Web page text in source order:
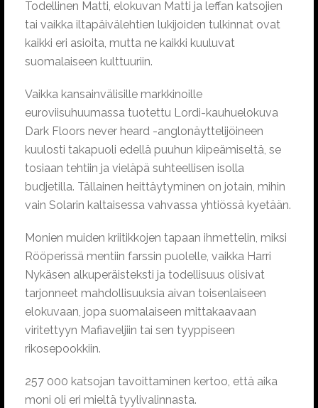
Todellinen Matti, elokuvan Matti ja leffan katsojien
tai vaikka iltapäivälehtien lukijoiden tulkinnat ovat
kaikki eri asioita, mutta ne kaikki kuuluvat
suomalaiseen kulttuuriin.
Vaikka kansainvälisille markkinoille
euroviisuhuumassa tuotettu Lordi-kauhuelokuva
Dark Floors never heard -anglonäyttelijöineen
kuulosti takapuoli edellä puuhun kiipeämiseltä, se
tosiaan tehtiin ja vieläpä suhteellisen isolla
budjetilla. Tällainen heittäytyminen on jotain, mihin
vain Solarin kaltaisessa vahvassa yhtiössä kyetään.
Monien muiden kriitikkojen tapaan ihmettelin, miksi
Rööperissä mentiin farssin puolelle, vaikka Harri
Nykäsen alkuperäisteksti ja todellisuus olisivat
tarjonneet mahdollisuuksia aivan toisenlaiseen
elokuvaan, jopa suomalaiseen mittakaavaan
viritettyyn Mafiaveljiin tai sen tyyppiseen
rikosepookkiin.
257 000 katsojan tavoittaminen kertoo, että aika
moni oli eri mieltä tyylivalinnasta.